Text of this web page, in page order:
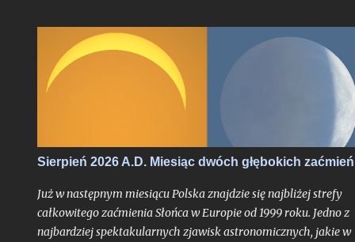
tym roku, trudno bowiem w najnowszej historii znaleźć
przypadek takiego sierpnia, który wiązałby się z
kumulacją wspaniałości na skalę jak w 2026 roku. O ile bowiem
najsłynniejszy rój meteorów nie jest dla tego miesiąca
tyle fakt, że będzie on otoczony bardzo głębokimi zaćmieniami
zarówno Słońca jak i Księżyca - to już nawarstwienie zjawisk
wielkiego kalibru na skalę, jakiej chyba nikt z nas jeszcze nie
doświadczył.
Sierpień 2026 A.D. Miesiąc dwóch głębokich zaćmień
Już w następnym miesiącu Polska znajdzie się najbliżej strefy
całkowitego zaćmienia Słońca w Europie od 1999 roku. Jedno z
najbardziej spektakularnych zjawisk astronomicznych, jakie w